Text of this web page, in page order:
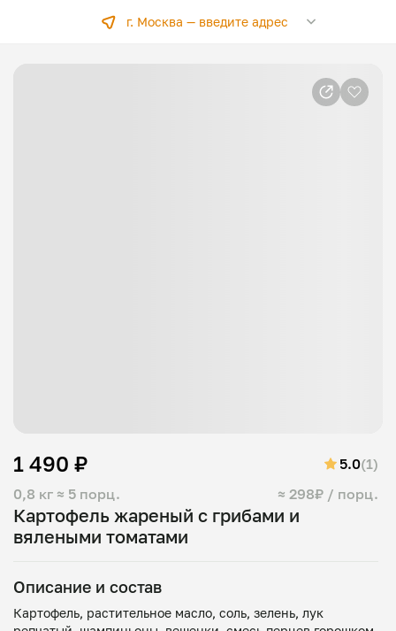
г. Москва —введите адрес
Картофель жареный с грибами и
вялеными томатами
0,8 кг ≈ 5 порц. ≈ 298₽ / порц.
1 490 ₽ 5.0(1)
Описание и состав
Картофель, растительное масло, соль, зелень, лук